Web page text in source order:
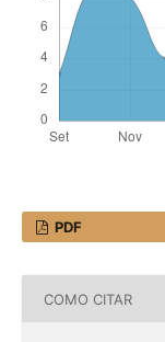
PDF
COMO CITAR